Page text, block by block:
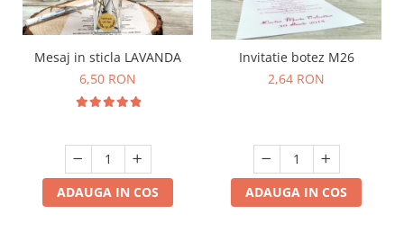
Mesaj in sticla LAVANDA
6,50 RON
ADAUGA IN COS
Invitatie botez M26
2,64 RON
ADAUGA IN COS